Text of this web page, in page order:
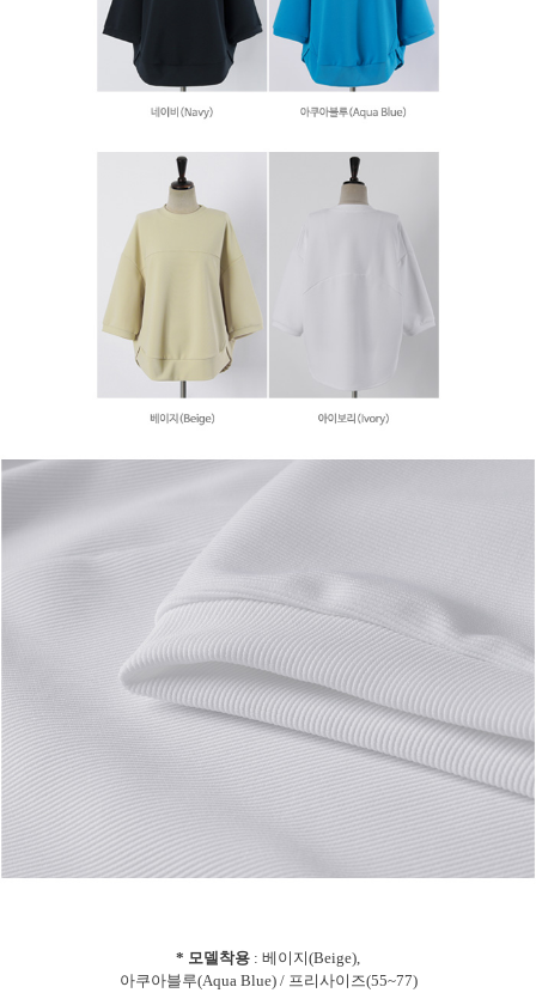
* 모델착용 : 베이지(Beige),
아쿠아블루(Aqua Blue) / 프리사이즈(55~77)